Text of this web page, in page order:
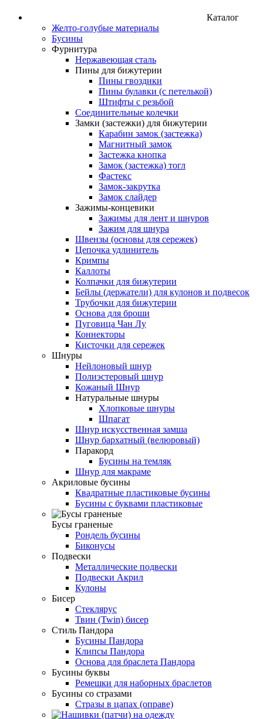
Каталог
Желто-голубые материалы
Бусины
Фурнитура
Нержавеющая сталь
Пины для бижутерии
Пины гвоздики
Пины булавки (с петелькой)
Штифты с резьбой
Соединительные колечки
Замки (застежки) для бижутерии
Карабин замок (застежка)
Магнитный замок
Застежка кнопка
Замок (застежка) тогл
Фастекс
Замок-закрутка
Замок слайдер
Зажимы-концевики
Зажимы для лент и шнуров
Зажим для шнура
Швензы (основы для сережек)
Цепочка удлинитель
Кримпы
Каллоты
Колпачки для бижутерии
Бейлы (держатели) для кулонов и подвесок
Трубочки для бижутерии
Основа для броши
Пуговица Чан Лу
Коннекторы
Кисточки для сережек
Шнуры
Нейлоновый шнур
Полиэстеровый шнур
Кожаный Шнур
Натуральные шнуры
Хлопковые шнуры
Шпагат
Шнур искусственная замша
Шнур бархатный (велюровый)
Паракорд
Бусины на темляк
Шнур для макраме
Акриловые бусины
Квадратные пластиковые бусины
Бусины с буквами пластиковые
Бусы граненые
Рондель бусины
Биконусы
Подвески
Металлические подвески
Подвески Акрил
Кулоны
Бисер
Стеклярус
Твин (Twin) бисер
Стиль Пандора
Бусины Пандора
Клипсы Пандора
Основа для браслета Пандора
Бусины буквы
Ремешки для наборных браслетов
Бусины со стразами
Стразы в цапах (оправе)